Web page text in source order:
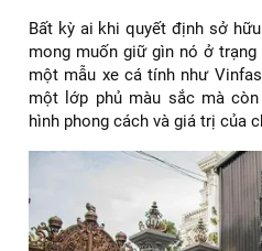
Bất kỳ ai khi quyết định sở
mong muốn giữ gìn nó ở
một mẫu xe cá tính như
một lớp phủ màu sắc mà
hình phong cách và giá trị của